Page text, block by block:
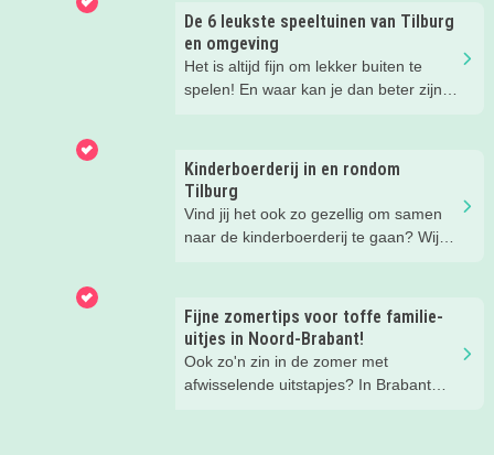
terwijl jij geniet van het eten en
Wij hebben een paar restaurants met
terras en speeltuin in Tilburg en
omgeving voor je op een rij gezet. Dat
De 6 leukste speeltuinen van Tilburg
en omgeving
Het is altijd fijn om lekker buiten te
spelen! En waar kan je dan beter zijn
voor je op een rij gezet.
Kinderboerderij in en rondom
Tilburg
Vind jij het ook zo gezellig om samen
naar de kinderboerderij te gaan? Wij
afwisseling. Daarom hebben wij voor
jou onze favoriete kinderboerderijen op
een rijtje gezet. Lees je mee?
Fijne zomertips voor toffe familie-
uitjes in Noord-Brabant!
Ook zo'n zin in de zomer met
afwisselende uitstapjes? In Brabant